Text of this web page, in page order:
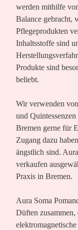
werden mithilfe
Balance gebracht,
Pflegeprodukten
Inhaltsstoffe sind
Produkte sind
beliebt.
Wir verwenden
und
Bremen gerne für
Zugang dazu
ängstlich sind.
verkaufen
Praxis in Bremen.
Aura Soma
Düften zusammen,